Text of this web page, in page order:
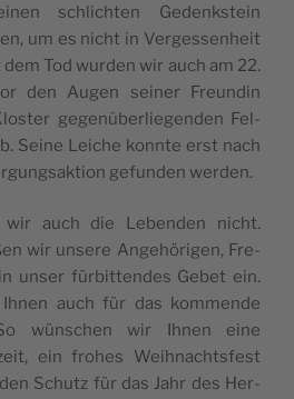
schlicht­en Gedenkstein
um es nicht in Vergessen­heit
Tod wur­den wir auch am 22.
den Augen sein­er Fre­undin
gegenüber­liegen­den Fel­
Seine Leiche kon­nte erst nach
gefun­den werden.
wir auch die Leben­den nicht.
wir unsere Ange­höri­gen, Fre­
unser für­bit­ten­des Gebet ein.
auch für das kom­mende
wün­schen wir Ihnen eine
ein fro­hes Wei­h­nachts­fest
Schutz für das Jahr des Her­